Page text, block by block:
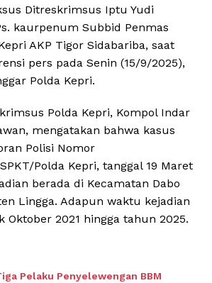
Ditreskrimsus Iptu Yudi
kaurpenum Subbid Penmas
AKP Tigor Sidabariba, saat
pers pada Senin (15/9/2025),
Polda Kepri.
Polda Kepri, Kompol Indar
mengatakan bahwa kasus
Polisi Nomor
Polda Kepri, tanggal 19 Maret
berada di Kecamatan Dabo
Lingga. Adapun waktu kejadian
Oktober 2021 hingga tahun 2025.
Pelaku Penyelewengan BBM